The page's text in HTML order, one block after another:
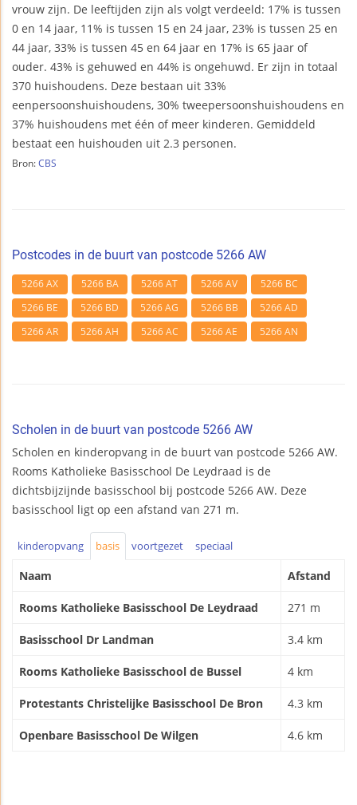
vrouw zijn. De leeftijden zijn als volgt verdeeld: 17% is tussen
0 en 14 jaar, 11% is tussen 15 en 24 jaar, 23% is tussen 25 en
44 jaar, 33% is tussen 45 en 64 jaar en 17% is 65 jaar of
ouder. 43% is gehuwed en 44% is ongehuwd. Er zijn in totaal
370 huishoudens. Deze bestaan uit 33%
eenpersoonshuishoudens, 30% tweepersoonshuishoudens en
37% huishoudens met één of meer kinderen. Gemiddeld
bestaat een huishouden uit 2.3 personen.
Bron: CBS
Postcodes in de buurt van postcode 5266 AW
5266 AX 5266 BA 5266 AT 5266 AV
5266 BC
5266 BE
5266 BD 5266 AG 5266 BB
5266 AD
5266 AR
5266 AH 5266 AC 5266 AE 5266 AN
Scholen in de buurt van postcode 5266 AW
Scholen en kinderopvang in de buurt van postcode 5266 AW.
Rooms Katholieke Basisschool De Leydraad is de
dichtsbijzijnde basisschool bij postcode 5266 AW. Deze
basisschool ligt op een afstand van 271 m.
kinderopvang basis voortgezet speciaal
Naam Afstand
Rooms Katholieke Basisschool De Leydraad 271 m
Basisschool Dr Landman 3.4 km
Rooms Katholieke Basisschool de Bussel 4 km
Protestants Christelijke Basisschool De Bron 4.3 km
Openbare Basisschool De Wilgen 4.6 km